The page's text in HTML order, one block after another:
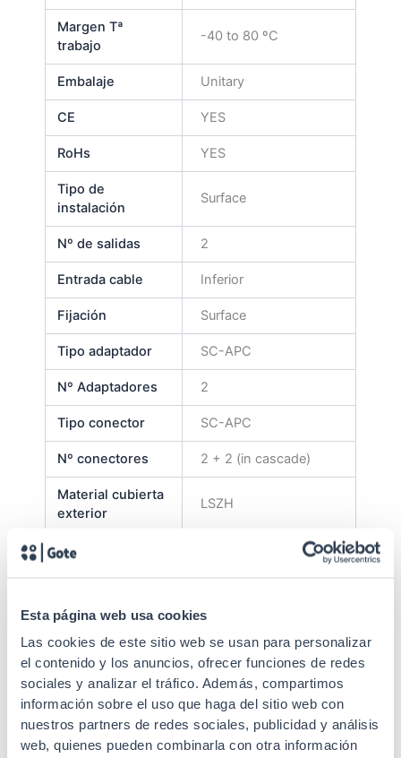
Esta página web usa cookies
Las cookies de este sitio web se usan para personalizar
el contenido y los anuncios, ofrecer funciones de redes
sociales y analizar el tráfico. Además, compartimos
información sobre el uso que haga del sitio web con
nuestros partners de redes sociales, publicidad y análisis
web, quienes pueden combinarla con otra información
Margen Tª
trabajo
-40 to 80 ºC
Embalaje Unitary
CE YES
RoHs YES
Tipo de
instalación
Surface
Nº de salidas 2
Entrada cable Inferior
Fijación Surface
Tipo adaptador SC-APC
Nº Adaptadores 2
Tipo conector SC-APC
Nº conectores 2 + 2 (in cascade)
Material cubierta
exterior
LSZH
Ø externo
Longitud del
cable
Tipo latiguillo Duplex
Tipo de fibra
Single-mode 9/125
G.657.A2